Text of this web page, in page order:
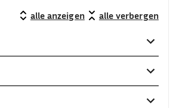
alle anzeigen alle verbergen